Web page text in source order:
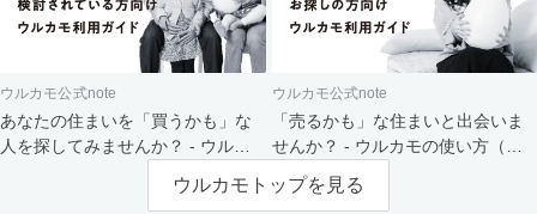
ウルカモ公式note
あなたの住まいを「買うかも」な
人を探してみませんか？ - ウルカ
ウルカモ公式note
「売るかも」な住まいと出会いま
せんか？ - ウルカモの使い方（買
主さま向け）
ウルカモトップを見る